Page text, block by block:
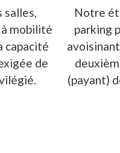
salles,
à mobilité
capacité
de
Notre
parking
(payant)